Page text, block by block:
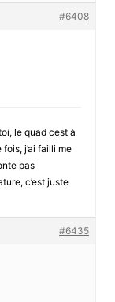
#6408
le quad cest à
j’ai failli me
pas
c’est juste
#6435